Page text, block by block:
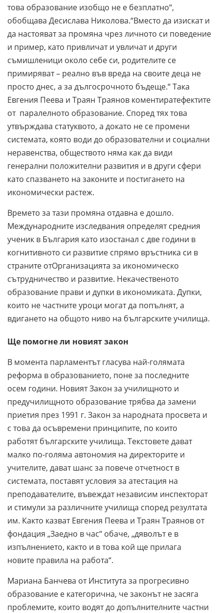
това образование изобщо не е безплатно“,
обобщава Десислава Николова.“Вместо да изискат и
да настояват за промяна чрез личното си поведение
и пример, като привличат и увличат и други
съмишленици около себе си, родителите се
примиряват – реално във вреда на своите деца не
просто днес, а за дългосрочното бъдеще.“ Така
Евгения Пеева и Траян Траянов коментиратефектите
от паралелното образование. Според тях това
утвърждава статуквото, а докато не се промени
системата, която води до образователни и социални
неравенства, обществото няма как да види
генерални положителни развития и в други сфери
като спазването на законите и постигането на
икономически растеж.
Времето за тази промяна отдавна е дошло.
Международните изследвания определят средния
ученик в България като изостанал с две години в
когнитивното си развитие спрямо връстника си в
страните отОрганизацията за икономическо
сътрудничество и развитие. Некачественото
образование прави и дупки в икономиката. Дупки,
които не частните уроци могат да попълнят, а
вдигането на общото ниво на българските училища.
Ще помогне ли новият закон
В момента парламентът гласува най-голямата
реформа в образованието, поне за последните
осем години. Новият Закон за училищното и
предучилищното образование трябва да замени
приетия през 1991 г. Закон за народната просвета и
с това да осъвремени принципите, по които
работят българските училища. Текстовете дават
малко по-голяма автономия на директорите и
учителите, дават шанс за повече отчетност в
системата, поставят условия за атестация на
преподавателите, въвеждат независим инспекторат
и стимули за различните училища според резултата
им. Както казват Евгения Пеева и Траян Траянов от
фондация „Заедно в час“ обаче, „дяволът е в
изпълнението, както и в това кой ще прилага
новите правила на работа“.
Мариана Банчева от Института за прогресивно
образование е категорична, че законът не засяга
проблемите, които водят до допълнителните частни